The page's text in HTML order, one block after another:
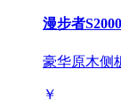
漫步者
豪华原木侧
￥